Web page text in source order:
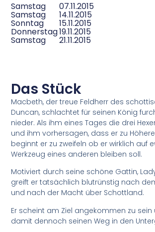
Samstag 07.11.2015
Samstag 14.11.2015
Sonntag 15.11.2015
Donnerstag19.11.2015
Samstag 21.11.2015
Das Stück
Macbeth, der treue Feldherr des
Duncan, schlachtet für seinen König
nieder. Als ihm eines Tages die drei
und ihm vorhersagen, dass er zu
beginnt er zu zweifeln ob er wirklich auf
Werkzeug eines anderen bleiben soll.
Motiviert durch seine schöne Gattin,
greift er tatsächlich blutrünstig nach
und nach der Macht über Schottland.
Er scheint am Ziel angekommen zu
damit dennoch seinen Weg in den